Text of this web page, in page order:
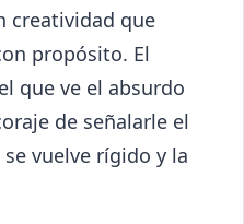
creatividad que
propósito. El
que ve el absurdo
de señalarle el
vuelve rígido y la